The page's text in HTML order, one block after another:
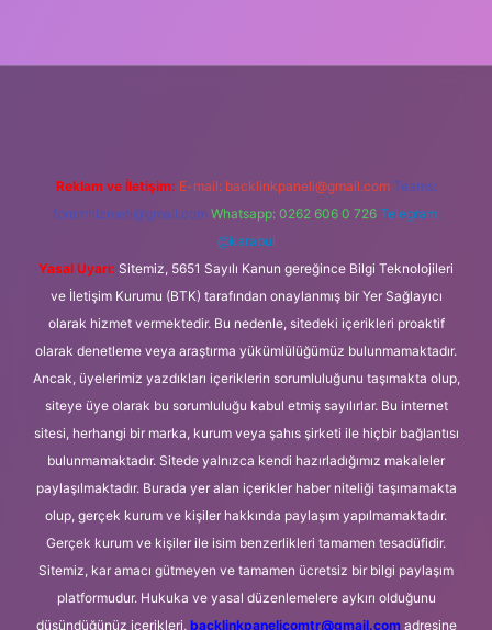
Reklam ve İletişim: E-mail: backlinkpaneli@gmail.com Teams:
forumhizmeti@gmail.com Whatsapp: 0262 606 0 726 Telegram:
@karabul
Yasal Uyarı: Sitemiz, 5651 Sayılı Kanun gereğince Bilgi Teknolojileri
ve İletişim Kurumu (BTK) tarafından onaylanmış bir Yer Sağlayıcı
olarak hizmet vermektedir. Bu nedenle, sitedeki içerikleri proaktif
olarak denetleme veya araştırma yükümlülüğümüz bulunmamaktadır.
Ancak, üyelerimiz yazdıkları içeriklerin sorumluluğunu taşımakta olup,
siteye üye olarak bu sorumluluğu kabul etmiş sayılırlar. Bu internet
sitesi, herhangi bir marka, kurum veya şahıs şirketi ile hiçbir bağlantısı
bulunmamaktadır. Sitede yalnızca kendi hazırladığımız makaleler
paylaşılmaktadır. Burada yer alan içerikler haber niteliği taşımamakta
olup, gerçek kurum ve kişiler hakkında paylaşım yapılmamaktadır.
Gerçek kurum ve kişiler ile isim benzerlikleri tamamen tesadüfidir.
Sitemiz, kar amacı gütmeyen ve tamamen ücretsiz bir bilgi paylaşım
platformudur. Hukuka ve yasal düzenlemelere aykırı olduğunu
düşündüğünüz içerikleri, backlinkpanelicomtr@gmail.comadresine